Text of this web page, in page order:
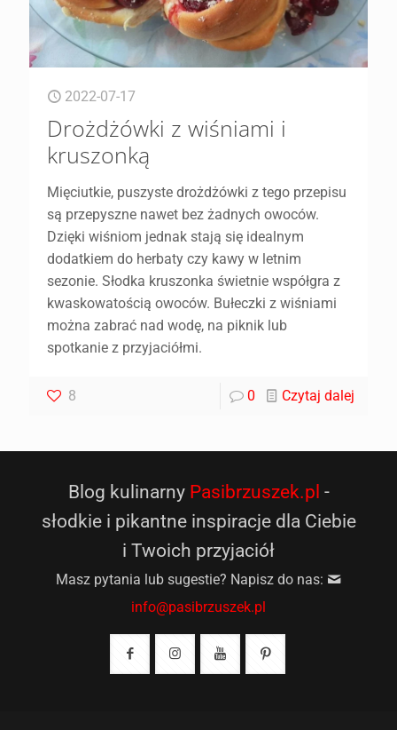
2022-07-17
Drożdżówki z wiśniami i
kruszonką
Mięciutkie, puszyste drożdżówki z tego przepisu
są przepyszne nawet bez żadnych owoców.
Dzięki wiśniom jednak stają się idealnym
dodatkiem do herbaty czy kawy w letnim
sezonie. Słodka kruszonka świetnie współgra z
kwaskowatością owoców. Bułeczki z wiśniami
można zabrać nad wodę, na piknik lub
spotkanie z przyjaciółmi.
8 0 Czytaj dalej
Blog kulinarny Pasibrzuszek.pl -
słodkie i pikantne inspiracje dla Ciebie
i Twoich przyjaciół
Masz pytania lub sugestie? Napisz do nas:
info@pasibrzuszek.pl